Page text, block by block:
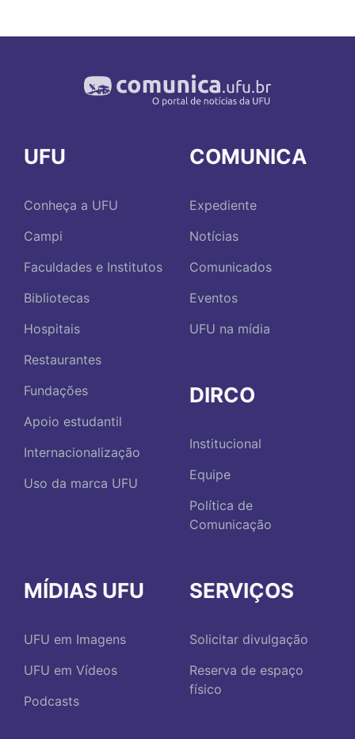
UFU
Conheça a UFU
Campi
Faculdades e Institutos
Bibliotecas
Hospitais
Restaurantes
Fundações
Apoio estudantil
Internacionalização
Uso da marca UFU
COMUNICA
Expediente
Notícias
Comunicados
Eventos
UFU na mídia
DIRCO
Institucional
Equipe
Política de
Comunicação
MÍDIAS UFU
UFU em Imagens
UFU em Vídeos
Podcasts
SERVIÇOS
Solicitar divulgação
Reserva de espaço
físico